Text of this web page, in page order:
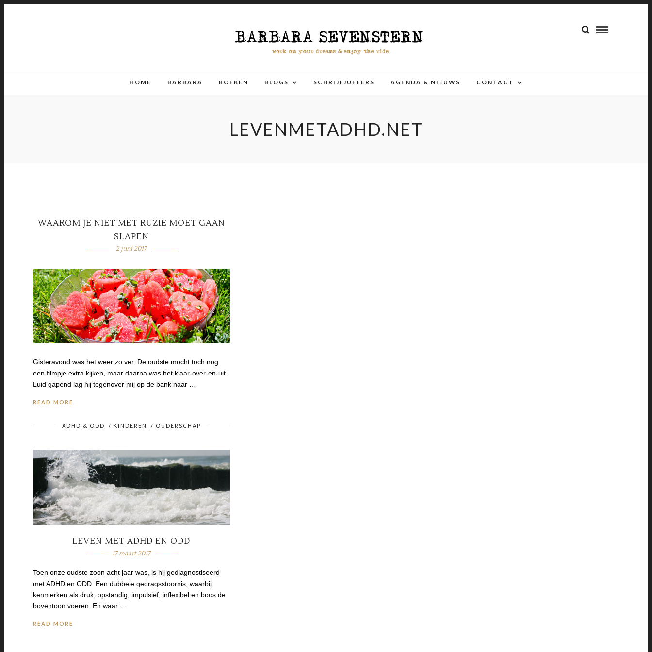
HOME BARBARA BOEKEN BLOGS SCHRIJFJUFFERS AGENDA & NIEUWS CONTACT
LEVENMETADHD.NET
WAAROM JE NIET MET RUZIE MOET GAAN
SLAPEN
2 juni 2017
Gisteravond was het weer zo ver. De oudste mocht toch nog
een filmpje extra kijken, maar daarna was het klaar-over-en-uit.
Luid gapend lag hij tegenover mij op de bank naar …
READ MORE
ADHD & ODD / KINDEREN / OUDERSCHAP
LEVEN MET ADHD EN ODD
17 maart 2017
Toen onze oudste zoon acht jaar was, is hij gediagnostiseerd
met ADHD en ODD. Een dubbele gedragsstoornis, waarbij
kenmerken als druk, opstandig, impulsief, inflexibel en boos de
boventoon voeren. En waar …
READ MORE